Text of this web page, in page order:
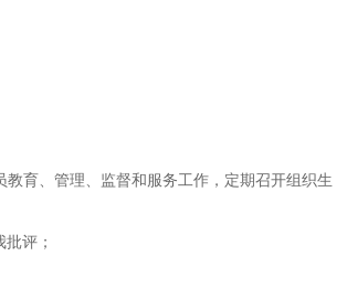
教育、管理、监督和服务工作，定期召开组织生
评；